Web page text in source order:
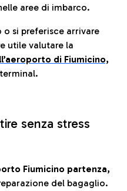
aree di imbarco.
si preferisce arrivare
utile valutare la
di Fiumicino,
senza stress
Fiumicino partenza,
del bagaglio.